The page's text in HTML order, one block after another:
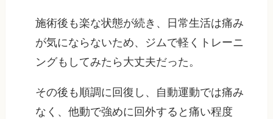
施術後も楽な状態が続き、日常生活は痛み
が気にならないため、ジムで軽くトレーニ
ングもしてみたら大丈夫だった。
その後も順調に回復し、自動運動では痛み
なく、他動で強めに回外すると痛い程度